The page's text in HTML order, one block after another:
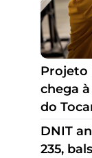
DNIT
235,
parcial
Afonso
Projeto